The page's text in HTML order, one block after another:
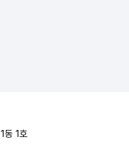
동 1호